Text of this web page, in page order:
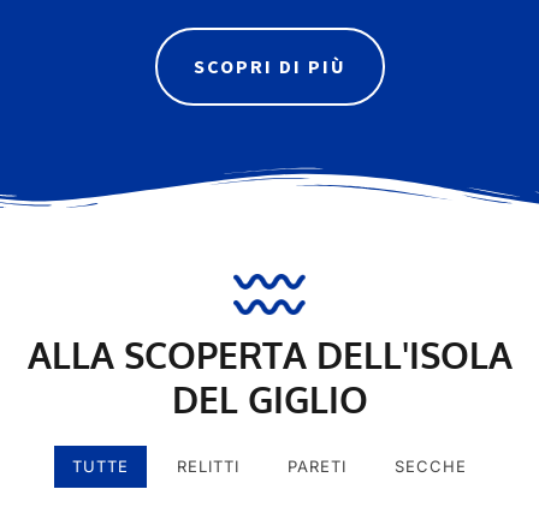
SCOPRI DI PIÙ
ALLA SCOPERTA DELL'ISOLA
DEL GIGLIO
TUTTE RELITTI PARETI SECCHE